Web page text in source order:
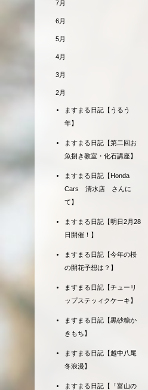
7月
6月
5月
4月
3月
2月
ますまる日記【うるう
年】
ますまる日記【第二回お
魚捌き教室・化石講座】
ますまる日記【Honda
Cars 清水店 さんに
て】
ますまる日記【明日2月28
日開催！】
ますまる日記【今年の桜
の開花予想は？】
ますまる日記【チューリ
ップステッィクケーキ】
ますまる日記【黒砂糖か
きもち】
ますまる日記【越中八尾
冬浪漫】
ますまる日記【「富山の